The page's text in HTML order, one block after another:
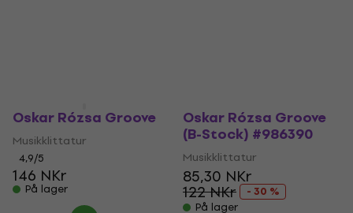
Oskar Rózsa Groove
Musikklittatur
4,9/5
146 NKr
På lager
Oskar Rózsa Groove
(B-Stock) #986390
Musikklittatur
85,30 NKr
122 NKr
- 30 %
På lager